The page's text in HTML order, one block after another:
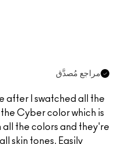
مراجع مُصدَّق
after I swatched all the
the Cyber color which is
all the colors and they're
skin tones. Easily